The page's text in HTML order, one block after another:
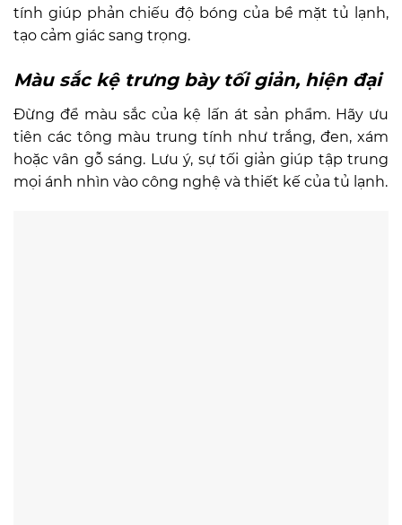
tính giúp phản chiếu độ bóng của bề mặt tủ lạnh,
tạo cảm giác sang trọng.
Màu sắc kệ trưng bày tối giản, hiện đại
Đừng để màu sắc của kệ lấn át sản phẩm. Hãy ưu
tiên các tông màu trung tính như trắng, đen, xám
hoặc vân gỗ sáng. Lưu ý, sự tối giản giúp tập trung
mọi ánh nhìn vào công nghệ và thiết kế của tủ lạnh.